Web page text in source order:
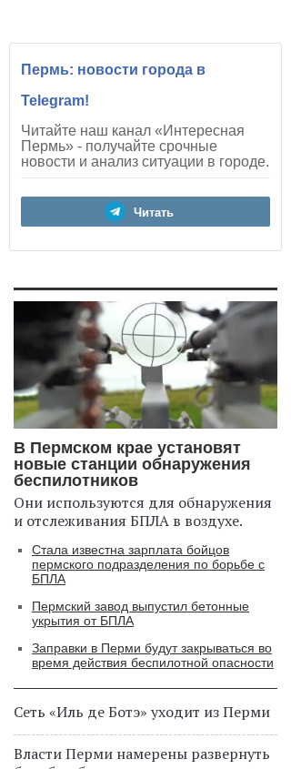
Пермь: новости города в
Telegram!
Читайте наш канал «Интересная
Пермь» - получайте срочные
новости и анализ ситуации в городе.
Читать
В Пермском крае установят
новые станции обнаружения
беспилотников
Они используются для обнаружения
и отслеживания БПЛА в воздухе.
Стала известна зарплата бойцов
пермского подразделения по борьбе с
БПЛА
Пермский завод выпустил бетонные
укрытия от БПЛА
Заправки в Перми будут закрываться во
время действия беспилотной опасности
Сеть «Иль де Ботэ» уходит из Перми
Власти Перми намерены развернуть